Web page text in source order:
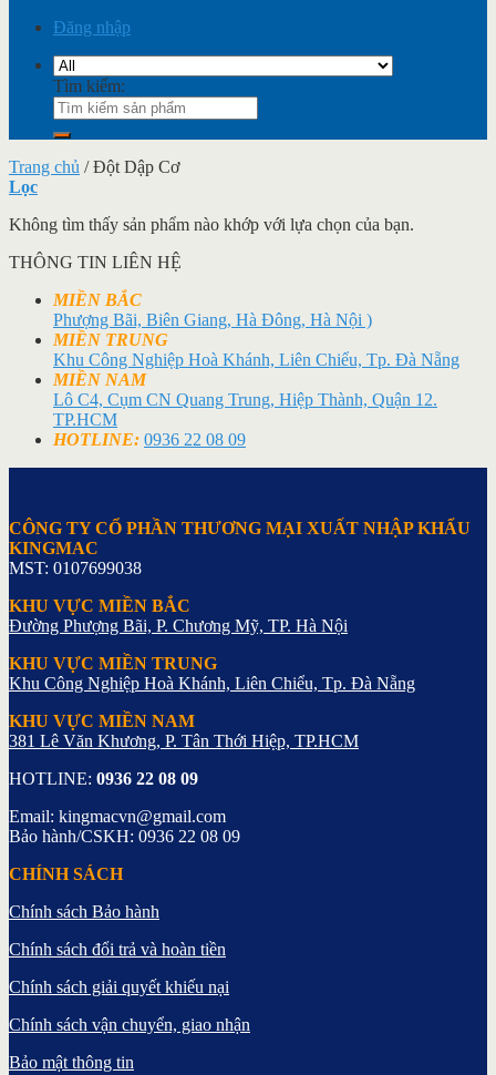
Đăng nhập
Tìm kiếm:
Trang chủ /Đột Dập Cơ
Lọc
Không tìm thấy sản phẩm nào khớp với lựa chọn của bạn.
THÔNG TIN LIÊN HỆ
MIỀN BẮC
Phượng Bãi, Biên Giang, Hà Đông, Hà Nội )
MIỀN TRUNG
Khu Công Nghiệp Hoà Khánh, Liên Chiểu, Tp. Đà Nẵng
MIỀN NAM
Lô C4, Cụm CN Quang Trung, Hiệp Thành, Quận 12.
TP.HCM
HOTLINE: 0936 22 08 09
CÔNG TY CỔ PHẦN THƯƠNG MẠI XUẤT NHẬP KHẨU
KINGMAC
MST: 0107699038
KHU VỰC MIỀN BẮC
Đường Phượng Bãi, P. Chương Mỹ, TP. Hà Nội
KHU VỰC MIỀN TRUNG
Khu Công Nghiệp Hoà Khánh, Liên Chiểu, Tp. Đà Nẵng
KHU VỰC MIỀN NAM
381 Lê Văn Khương, P. Tân Thới Hiệp, TP.HCM
HOTLINE: 0936 22 08 09
Email: kingmacvn@gmail.com
Bảo hành/CSKH: 0936 22 08 09
CHÍNH SÁCH
Chính sách Bảo hành
Chính sách đổi trả và hoàn tiền
Chính sách giải quyết khiếu nại
Chính sách vận chuyển, giao nhận
Bảo mật thông tin